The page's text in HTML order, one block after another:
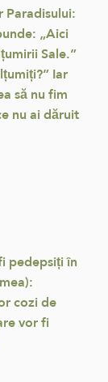
„Aici
Sale.”
Iar
să nu fim
nu ai dăruit
pedepsiți în
cozi de
vor fi